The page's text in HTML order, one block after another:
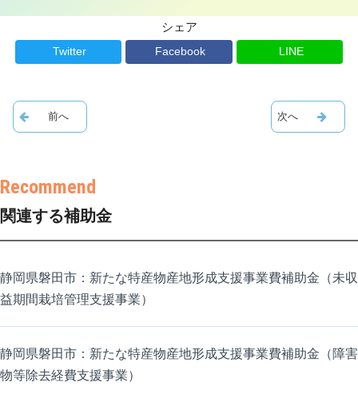
シェア
Twitter Facebook LINE
関連する補助金
静岡県磐田市：新たな特産物産地形成支援事業費補助金（未収
益期間栽培管理支援事業）
静岡県磐田市：新たな特産物産地形成支援事業費補助金（障害
物等除去経費支援事業）